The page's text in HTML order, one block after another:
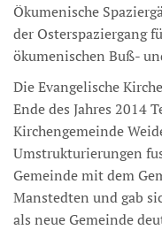
Ökumenische
der Osterspaziergang
ökumenischen Buß-
Die Evangelische
Ende des Jahres 2014
Kirchengemeinde
Umstrukturierungen
Gemeinde mit dem
Manstedten und gab
als neue Gemeinde